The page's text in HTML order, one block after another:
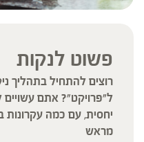
פשוט לנקות
רוצים להתחיל בתהליך
ל"פרויקט"? אתם
יחסית, עם כמה עקרונות
מראש